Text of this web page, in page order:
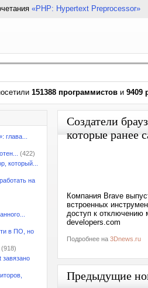
«PHP: Hypertext Preprocessor»
151388 программистов и 9409
глава...
(422)
который...
на
в ПО, но
(918)
Создатели
которые ранее
Компания Brave
встроенных
доступ к отключению
developers.com
Подробнее на 3Dnews.ru
Предыдущие